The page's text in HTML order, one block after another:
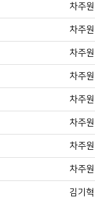
차주원
차주원
차주원
차주원
차주원
차주원
차주원
차주원
김기혁